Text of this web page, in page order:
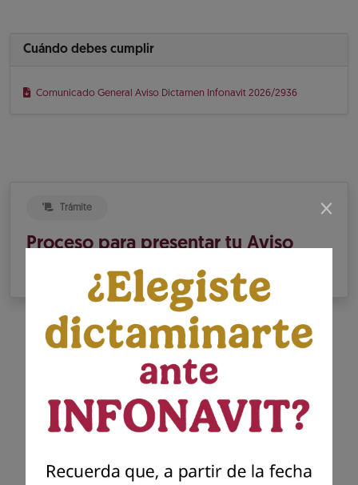
×
Cuándo debes cumplir
Comunicado General Aviso Dictamen Infonavit 2026/2936
Trámite
Proceso para presentar tu Aviso
de Dictamen INFONAVIT
Presenta tu dictamen
Infonavit
Presenta el dictamen generado por el
contador público autorizado para dar
presentación del aviso para dictaminar el